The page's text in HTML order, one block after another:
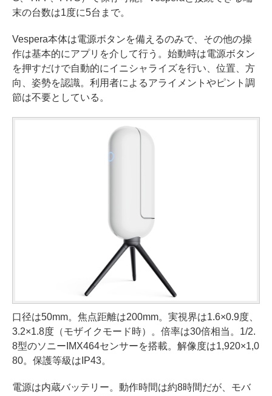
末の台数は1度に5台まで。
Vespera本体は電源ボタンを備えるのみで、その他の操
作は基本的にアプリを介して行う。始動時は電源ボタン
を押すだけで自動的にイニシャライズを行い、位置、方
向、姿勢を認識。利用者によるアライメントやピント調
節は不要としている。
口径は50mm。焦点距離は200mm。実視界は1.6×0.9度、
3.2×1.8度（モザイクモード時）。倍率は30倍相当。1/2.
8型のソニーIMX464センサーを搭載。解像度は1,920×1,0
80。保護等級はIP43。
電源は内蔵バッテリー。動作時間は約8時間だが、モバ